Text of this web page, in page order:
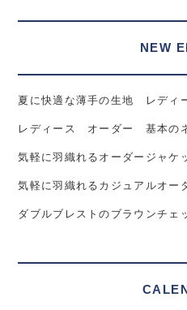
NEW
夏に快適な薄手の生地 レディ
レディース オーダー 基本の
気軽に羽織れるオーダージャケ
気軽に羽織れるカジュアルオー
ダブルブレストのブラウンチェ